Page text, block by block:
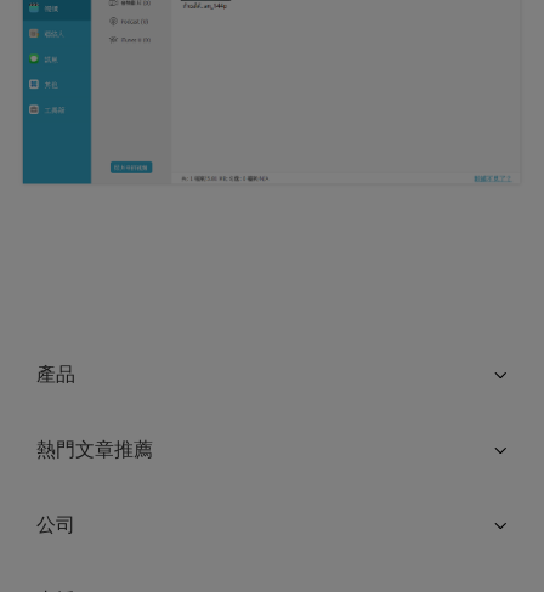
產品
熱門文章推薦
公司